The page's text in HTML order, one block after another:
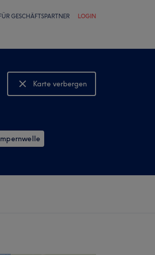
FÜR GESCHÄFTSPARTNER LOGIN
Karte verbergen
Karte anzeigen